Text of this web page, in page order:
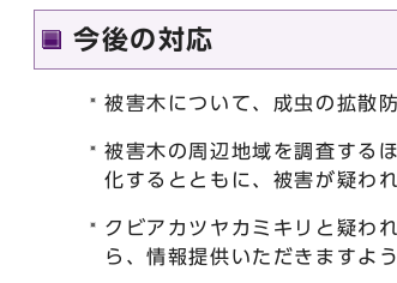
今後の対応
被害木について、成虫の拡散
被害木の周辺地域を調査する
化するとともに、被害が疑わ
クビアカツヤカミキリと疑わ
ら、情報提供いただきますよ